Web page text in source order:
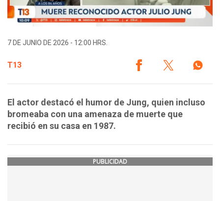
7 DE JUNIO DE 2026 - 12:00 HRS.
T13
El actor destacó el humor de Jung, quien incluso
bromeaba con una amenaza de muerte que
recibió en su casa en 1987.
PUBLICIDAD